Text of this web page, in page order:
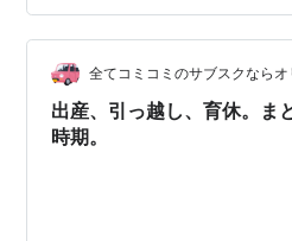
いたが、直接子供を産む〈カメ
全く知らなかった。 そう言え
トシゴ〉も変わった生態をして
内にある〈育児嚢いくじのう〉
し、なんと、オスが赤ちゃんを
全てコミコミのサブスクなら
出産、引っ越し、育休。ま
時期。